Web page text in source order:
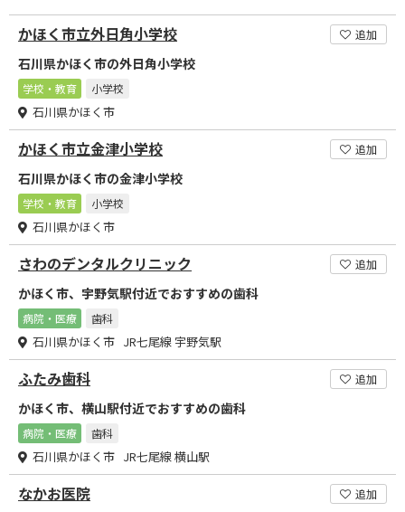
かほく市立外日角小学校 追加
石川県かほく市の外日角小学校
学校・教育 小学校
石川県かほく市
かほく市立金津小学校 追加
石川県かほく市の金津小学校
学校・教育 小学校
石川県かほく市
さわのデンタルクリニック 追加
かほく市、宇野気駅付近でおすすめの歯科
病院・医療 歯科
石川県かほく市 JR七尾線 宇野気駅
ふたみ歯科 追加
かほく市、横山駅付近でおすすめの歯科
病院・医療 歯科
石川県かほく市 JR七尾線 横山駅
なかお医院 追加